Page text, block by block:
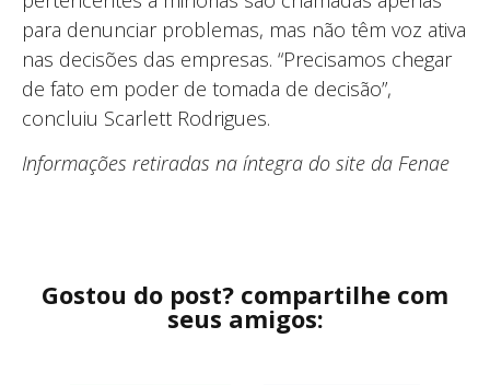
para denunciar problemas, mas não têm voz ativa
nas decisões das empresas. “Precisamos chegar
de fato em poder de tomada de decisão”,
concluiu Scarlett Rodrigues.
Informações retiradas na íntegra do site da Fenae
Gostou do post? compartilhe com
seus amigos: